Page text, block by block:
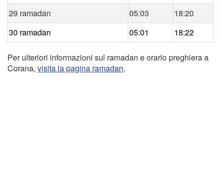
29 ramadan
05:03
18:20
30 ramadan
05:01 18:22
Per ulteriori informazioni sul ramadan e orario preghiera a
Corana, visita la pagina ramadan.